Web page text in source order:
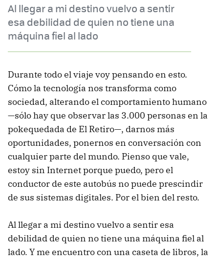
Al llegar a mi destino vuelvo a sentir
esa debilidad de quien no tiene una
máquina fiel al lado
Durante todo el viaje voy pensando en esto.
Cómo la tecnología nos transforma como
sociedad, alterando el comportamiento humano
—sólo hay que observar las 3.000 personas en la
pokequedada de El Retiro—, darnos más
oportunidades, ponernos en conversación con
cualquier parte del mundo. Pienso que vale,
estoy sin Internet porque puedo, pero el
conductor de este autobús no puede prescindir
de sus sistemas digitales. Por el bien del resto.
Al llegar a mi destino vuelvo a sentir esa
debilidad de quien no tiene una máquina fiel al
lado. Y me encuentro con una caseta de libros, la